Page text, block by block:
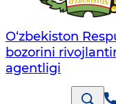
O‘zbekiston
bozorini
agentligi